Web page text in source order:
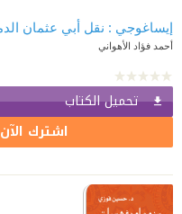
أحمد فؤاد الأهواني
تحميل الكتاب
اشترك الآن